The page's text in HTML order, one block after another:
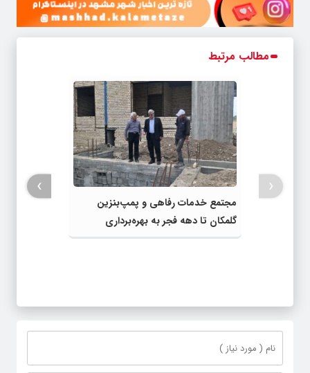
مطالب مرتبط
مجتمع خدمات رفاهی و پمپ‌بنزین
گلمکان تا دهه فجر به بهره‌برداری
می‌رسد
‹
›